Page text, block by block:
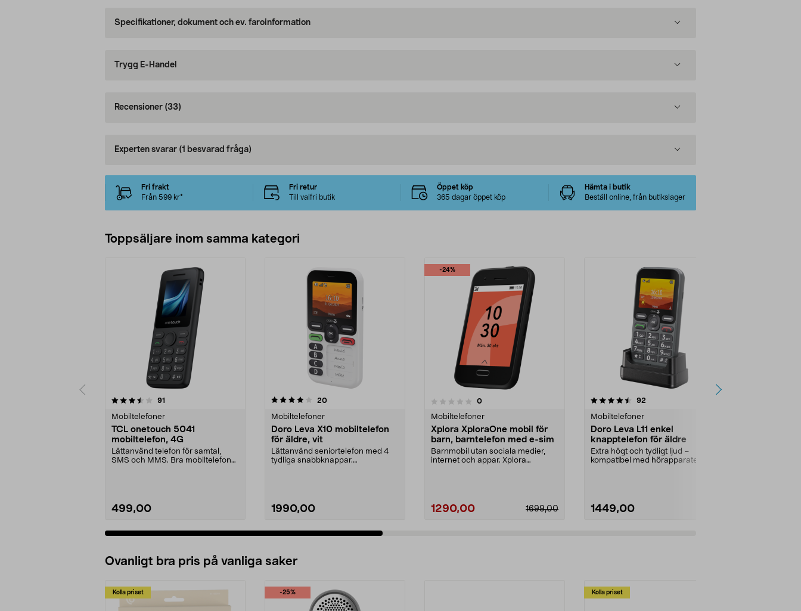
Specifikationer, dokument och ev. faroinformation
Trygg E-Handel
Recensioner (33)
Experten svarar (1 besvarad fråga)
Fri frakt
Från 599 kr*
Fri retur
Till valfri butik
Öppet köp
365 dagar öppet köp
Hämta i butik
Beställ online, från butikslager
Toppsäljare inom samma kategori
91
Mobiltelefoner
TCL onetouch 5041
mobiltelefon, 4G
Lättanvänd telefon för samtal,
SMS och MMS. Bra mobiltelefon
499,00
4.0 av 5 stjärnor 20recensioner
Mobiltelefoner
Doro Leva X10 mobiltelefon
för äldre, vit
Lättanvänd seniortelefon med 4
tydliga snabbknappar.
1990,00
-24%
0.0 av 5 stjärnor 0recensioner
Mobiltelefoner
Xplora XploraOne mobil för
barn, barntelefon med e-sim
Barnmobil utan sociala medier,
internet och appar. Xplora
1290,00 1699,00
4.5 av 5 stjärnor 92
Mobiltelefoner
Doro Leva L11 enkel
knapptelefon för äldre
Extra högt och tydligt ljud –
kompatibel med hörapparater
1449,00
4.5 av 5 stjärnor
Ovanligt bra pris på vanliga saker
Kolla priset -25% Kolla priset